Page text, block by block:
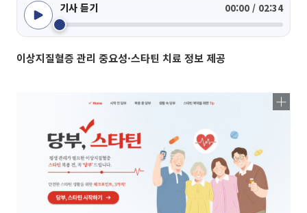
기사 듣기 00:00 / 02:34
이상지질혈증 관리 중요성·스타틴 치료 정보 제공